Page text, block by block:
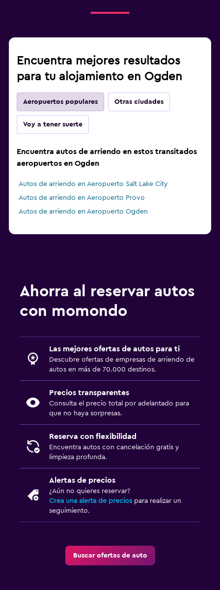
Encuentra mejores resultados
para tu alojamiento en Ogden
Aeropuertos populares Otras ciudades
Voy a tener suerte
Encuentra autos de arriendo en estos transitados
aeropuertos en Ogden
Autos de arriendo en Aeropuerto Salt Lake City
Autos de arriendo en Aeropuerto Provo
Autos de arriendo en Aeropuerto Ogden
Ahorra al reservar autos
con momondo
Las mejores ofertas de autos para ti
Descubre ofertas de empresas de arriendo de
autos en más de 70.000 destinos.
Precios transparentes
Consulta el precio total por adelantado para
que no haya sorpresas.
Reserva con flexibilidad
Encuentra autos con cancelación gratis y
limpieza profunda.
Alertas de precios
¿Aún no quieres reservar?
Crea una alerta de precios para realizar un
seguimiento.
Buscar ofertas de auto